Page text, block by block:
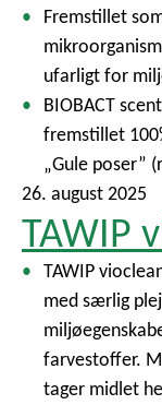
Fremstillet
ufarligt for
BIOBACT
fremstillet
„Gule poser”
26. august 2025
TAWIP
TAWIP
med særlig
farvestoffer.
tager midlet